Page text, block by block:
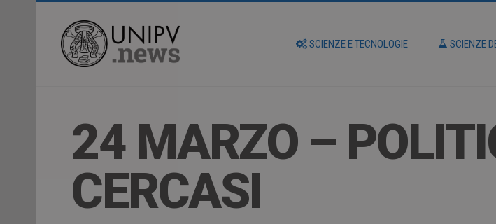
SCIENZE E TECNOLOGIE SCIENZE
24 MARZO –
CERCASI